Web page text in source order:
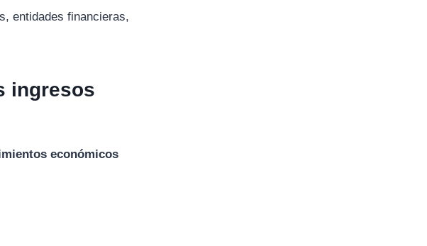
entidadesfinancieras,
ingresos
económicos